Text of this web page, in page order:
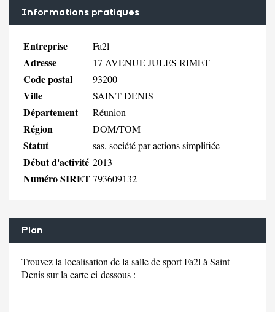
Informations pratiques
Entreprise Fa2l
Adresse 17 AVENUE JULES RIMET
Code postal 93200
Ville SAINT DENIS
Département Réunion
Région DOM/TOM
Statut sas, société par actions simplifiée
Début d'activité 2013
Numéro SIRET793609132
Plan
Trouvez la localisation de la salle de sport Fa2l à Saint
Denis sur la carte ci-dessous :